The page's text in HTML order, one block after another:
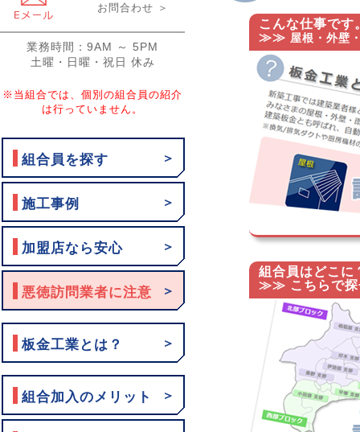
お問合わせ ＞
業務時間：9AM ～ 5PM
土曜・日曜・祝日 休み
※当組合では、個別の組合員の紹介
は行っていません。
組合員を探す ＞
施工事例 ＞
加盟店なら安心 ＞
悪徳訪問業者に注意 ＞
板金工業とは？ ＞
組合加入のメリット ＞
こんな仕事です
≫≫ 屋根・外壁
組合員はどこに
≫≫ こちらで探